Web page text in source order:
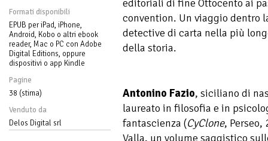
Formati disponibili
EPUB per iPad, iPhone,
Android, Kobo o altri ebook
reader, Mac o PC con Adobe
Digital Editions, oppure
dispositivi o app Kindle
Pagine
38 (stima)
Venduto da
Delos Digital srl
editoriali di fine Ottocento ai
convention. Un viaggio dentro
detective di carta nella più
della storia.
Antonino Fazio, siciliano di
laureato in filosofia e in
fantascienza (CyClone, Perseo,
Valla, un volume saggistico